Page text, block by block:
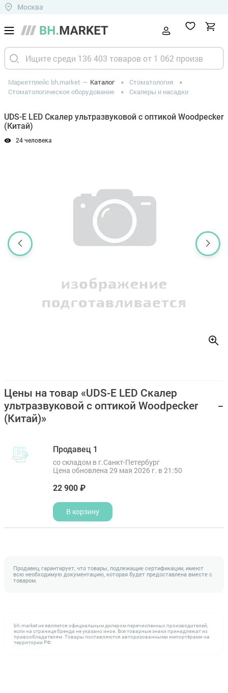
Москва
Маркетплейс bh.market Каталог
Стоматология
Стоматологическое оборудование
Скалеры и насадки
UDS-E LED Скалер ультразвуковой с оптикой Woodpecker
(Китай)
24 человека
Цены на товар «UDS-E LED Скалер
ультразвуковой с оптикой Woodpecker
(Китай)»
Продавец 1
со складом в г.Санкт-Петербург
Цена обновлена 29 мая 2026 г. в 21:50
22 900 ₽
В корзину
Продавец гарантирует, что товары, подлежащие сертификации, имеют
всю необходимую документацию, которая будет предоставлена вместе с
товаром.
bh.market не является официальным дилером перечисленных производителей,
если на странице бренда не указано иное. Все товарные знаки принадлежат их
правообладателям. Товары поставляются авторизованными импортёрами на
территории РФ.